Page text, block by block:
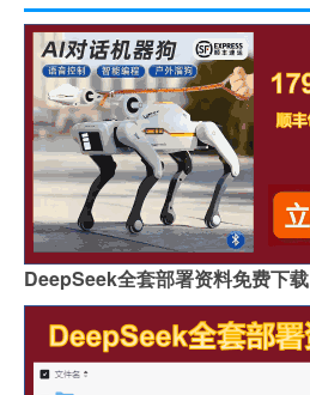
DeepSeek全套部署资料免费下载